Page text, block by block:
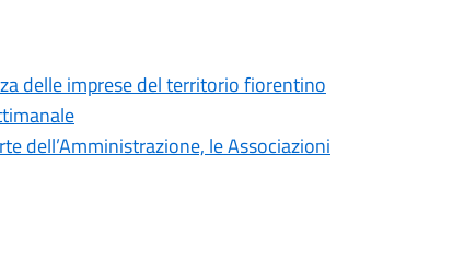
delle imprese del territorio fiorentino
dell’Amministrazione, le Associazioni